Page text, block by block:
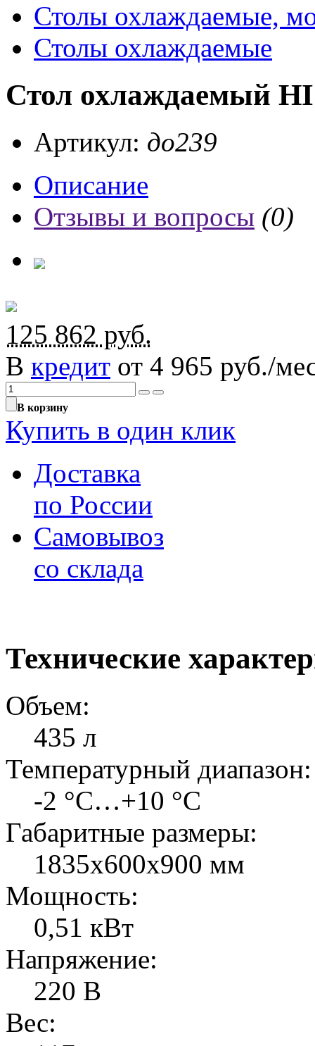
Столы охлаждаемые,
Столы охлаждаемые
Стол охлаждаемый
Артикул: до239
Описание
Отзывы и вопросы (0)
125 862 руб.
В кредит от 4 965 руб./
В корзину
Купить в один клик
Доставка
по России
Самовывоз
со склада
Технические
Объем:
435 л
Температурный диапазон:
-2 °C…+10 °C
Габаритные размеры:
1835х600х900 мм
Мощность:
0,51 кВт
Напряжение:
220 В
Вес: